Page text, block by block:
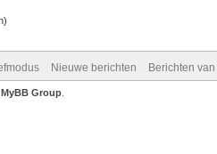
Nieuwe berichten Berichten
MyBB Group